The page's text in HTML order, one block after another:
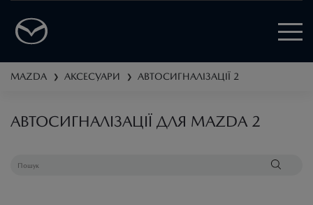
MAZDA ❯ АКСЕСУАРИ ❯ АВТОСИГНАЛІЗАЦІЇ 2
АВТОСИГНАЛІЗАЦІЇ ДЛЯ MAZDA 2